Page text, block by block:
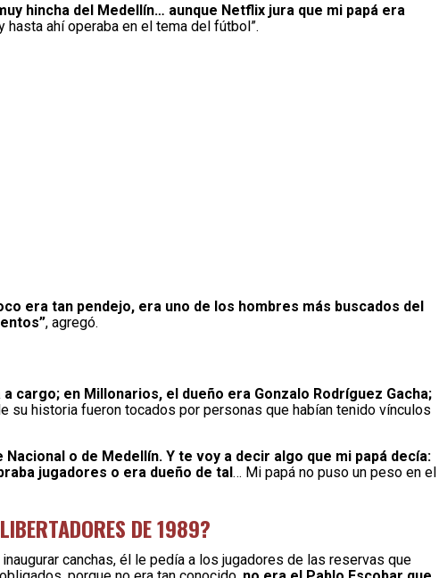
hincha del Medellín… aunque Netflix jura que mi papá era
hasta ahí operaba en el tema del fútbol”.
era tan pendejo, era uno de los hombres más buscados del
, agregó.
cargo; en Millonarios, el dueño era Gonzalo Rodríguez Gacha;
su historia fueron tocados por personas que habían tenido vínculos
o de Medellín. Y te voy a decir algo que mi papá decía:
jugadores o era dueño de tal… Mi papá no puso un peso en el
DE 1989?
canchas, él le pedía a los jugadores de las reservas que